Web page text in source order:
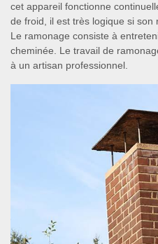
cet appareil fonctionne
de froid, il est très logique si son
Le ramonage consiste à
cheminée. Le travail de
à un artisan professionnel.